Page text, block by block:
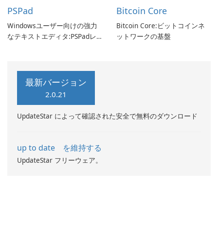
PSPad
Windowsユーザー向けの強力
なテキストエディタ:PSPadレ
Bitcoin Core
Bitcoin Core:ビットコインネ
ットワークの基盤
最新バージョン
2.0.21
UpdateStar によって確認された安全で無料のダウンロード
up to date を維持する
UpdateStar フリーウェア。